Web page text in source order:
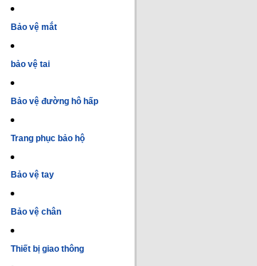
Bảo vệ mắt
bảo vệ tai
Bảo vệ đường hô hấp
Trang phục bảo hộ
Bảo vệ tay
Bảo vệ chân
Thiết bị giao thông